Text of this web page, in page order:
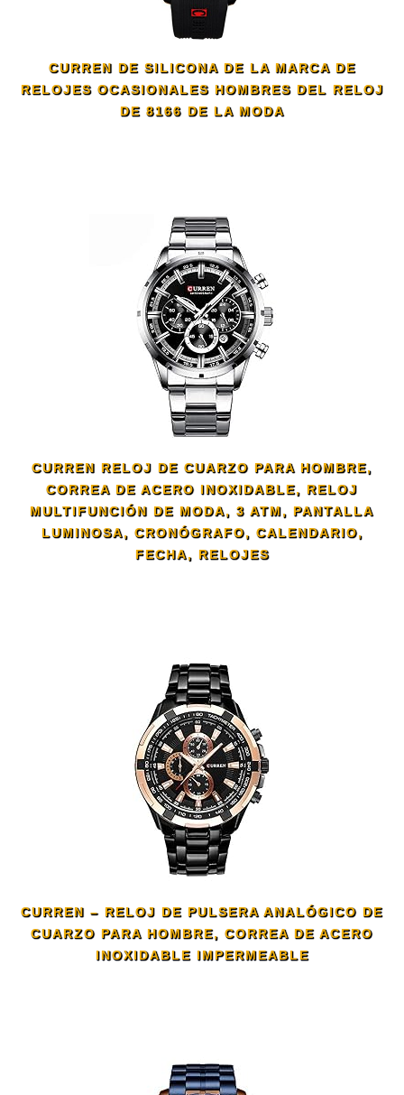
CURREN DE SILICONA DE LA MARCA DE
RELOJES OCASIONALES HOMBRES DEL RELOJ
DE 8166 DE LA MODA
CURREN RELOJ DE CUARZO PARA HOMBRE,
CORREA DE ACERO INOXIDABLE, RELOJ
MULTIFUNCIÓN DE MODA, 3 ATM, PANTALLA
LUMINOSA, CRONÓGRAFO, CALENDARIO,
FECHA, RELOJES
CURREN – RELOJ DE PULSERA ANALÓGICO DE
CUARZO PARA HOMBRE, CORREA DE ACERO
INOXIDABLE IMPERMEABLE